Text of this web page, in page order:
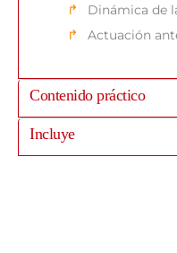
Dinámica de
Actuación
Contenido práctico
Incluye